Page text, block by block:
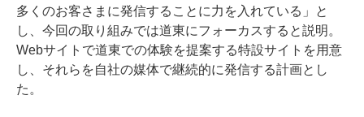
多くのお客さまに発信することに力を入れている」と
し、今回の取り組みでは道東にフォーカスすると説明。
Webサイトで道東での体験を提案する特設サイトを用意
し、それらを自社の媒体で継続的に発信する計画とし
た。